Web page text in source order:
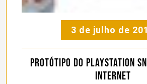
3 de julho de
Protótipo do PlayStation
internet